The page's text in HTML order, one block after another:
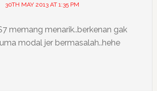
30TH MAY 2013 AT 1:35 PM
memang menarik..berkenan gak
modal jer bermasalah..hehe